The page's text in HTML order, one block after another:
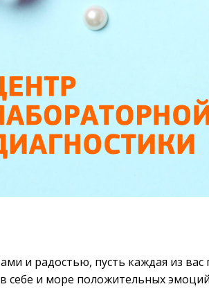
и радостью, пусть каждая из
себе и море положительных